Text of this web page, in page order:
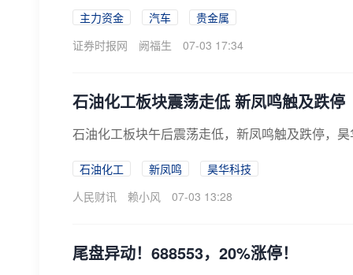
主力资金 汽车
贵金属
证券时报网
阙福生 07-03 17:34
石油化工板块震荡走低 新凤鸣触及跌停
石油化工板块午后震荡走低，新凤鸣触及跌停，
石油化工 新凤鸣
昊华科技
人民财讯
赖小风 07-03 13:28
尾盘异动！688553，20%涨停！